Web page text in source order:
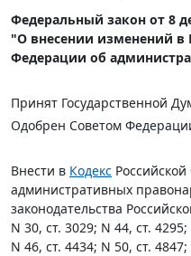
Федеральный закон от 8
"О внесении изменений в
Федерации об
Принят Государственной
Одобрен Советом
Внести в Кодекс
административных
законодательства
N 30, ст. 3029; N 44, ст.
N 46, ст. 4434; N 50, ст.